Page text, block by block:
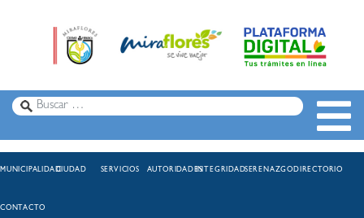
MUNICIPALIDADCIUDAD SERVICIOS AUTORIDADESINTEGRIDADSERENAZGODIRECTORIO
CONTACTO